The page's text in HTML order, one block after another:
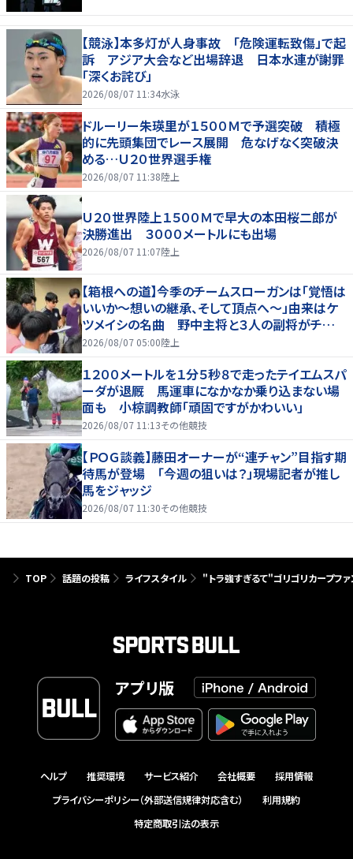
【競泳】本多灯が人身事故 「危険運転致傷」で起
訴 アジア大会など出場辞退 日本水連が謝罪
「深くお詫び」
2026/08/07 11:34水泳
ドルーリー朱瑛里が１５００Ｍで予選突破 積極
的に先頭集団でレース展開 危なげなく突破決
める…Ｕ２０世界選手権
2026/08/07 11:38陸上
Ｕ２０世界陸上１５００Ｍで早大の本田桜二郎が
決勝進出 ３０００メートルにも出場
2026/08/07 11:07陸上
【箱根への道】今季のチームスローガンは「覚悟は
いいか～想いの継承、そして頂点へ～」由来はケ
ツメイシの名曲 野中主将と３人の副将がチーム
を引っ張る…夏合宿特集第１弾、国学院大
2026/08/07 05:00陸上
１２００メートルを１分５秒８で走ったテイエムスパ
ーダが退厩 馬運車になかなか乗り込まない場
面も 小椋調教師「頑固ですがかわいい」
2026/08/07 11:13その他競技
【ＰＯＧ談義】藤田オーナーが“連チャン”目指す期
待馬が登場 「今週の狙いは？」現場記者が推し
馬をジャッジ
2026/08/07 11:30その他競技
TOP 話題の投稿 ライフスタイル "トラ強すぎるて"ゴリゴリカープファ
アプリ版
ヘルプ 推奨環境 サービス紹介 会社概要
採用情報
プライバシーポリシー（外部送信規律対応含む）
利用規約
特定商取引法の表示